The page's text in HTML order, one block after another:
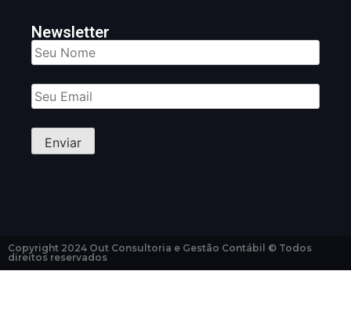
Newsletter
Copyright 2024 Out Consultoria e Gestão Contábil © Todos
direitos reservados